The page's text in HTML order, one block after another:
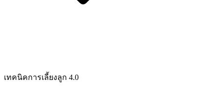
เทคนิคการเลี้ยงลูก 4.0